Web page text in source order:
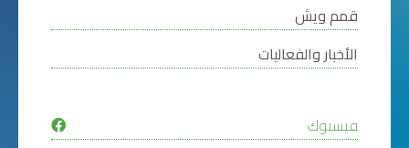
قمم ويش
الأخبار والفعاليات
فيسبوك